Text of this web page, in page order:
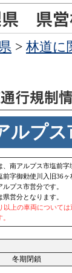
> 林道に
ルプス
、南アルプス市塩前字
前字御勅使川入旧36
ルプス市営分です。
県営分となります。
以上の車両について
冬期閉鎖